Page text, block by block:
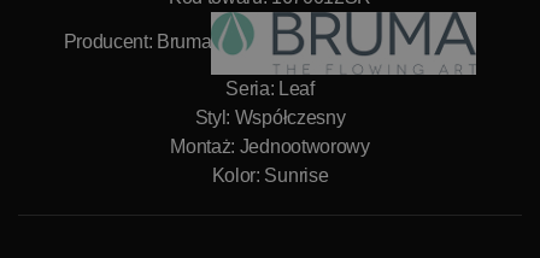
Producent: Bruma
Seria: Leaf
Styl: Współczesny
Montaż: Jednootworowy
Kolor: Sunrise